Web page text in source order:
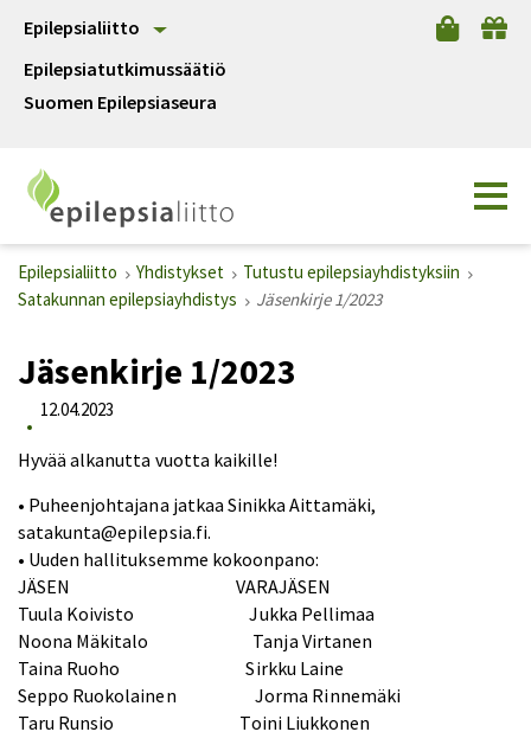
Epilepsialiitto
Epilepsiatutkimussäätiö
Suomen Epilepsiaseura
Epilepsialiitto Yhdistykset
Tutustu epilepsiayhdistyksiin
Satakunnan epilepsiayhdistys
Jäsenkirje 1/2023
Jäsenkirje 1/2023
12.04.2023
Hyvää alkanutta vuotta kaikille!
• Puheenjohtajana jatkaa Sinikka Aittamäki,
satakunta@epilepsia.fi.
• Uuden hallituksemme kokoonpano:
JÄSEN VARAJÄSEN
Tuula Koivisto Jukka Pellimaa
Noona Mäkitalo Tanja Virtanen
Taina Ruoho Sirkku Laine
Seppo Ruokolainen Jorma Rinnemäki
Taru Runsio Toini Liukkonen